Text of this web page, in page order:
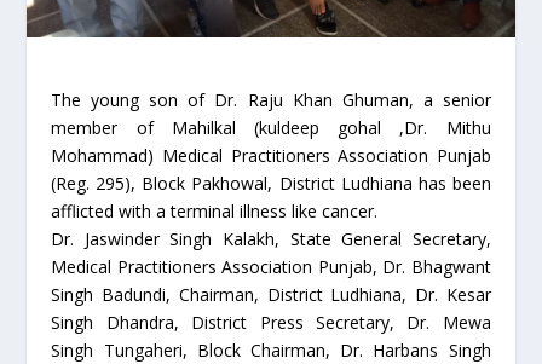
The young son of Dr. Raju Khan Ghuman, a senior
member of Mahilkal (kuldeep gohal ,Dr. Mithu
Mohammad) Medical Practitioners Association Punjab
(Reg. 295), Block Pakhowal, District Ludhiana has been
afflicted with a terminal illness like cancer.
Dr. Jaswinder Singh Kalakh, State General Secretary,
Medical Practitioners Association Punjab, Dr. Bhagwant
Singh Badundi, Chairman, District Ludhiana, Dr. Kesar
Singh Dhandra, District Press Secretary, Dr. Mewa
Singh Tungaheri, Block Chairman, Dr. Harbans Singh